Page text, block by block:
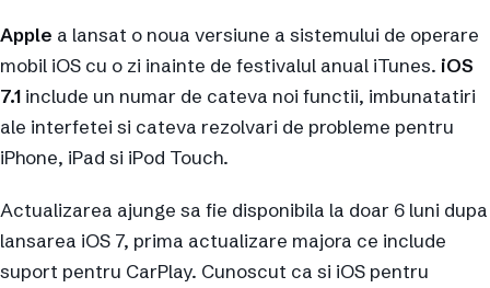
Apple a lansat o noua versiune a sistemului de operare
mobil iOS cu o zi inainte de festivalul anual iTunes. iOS
7.1 include un numar de cateva noi functii, imbunatatiri
ale interfetei si cateva rezolvari de probleme pentru
iPhone, iPad si iPod Touch.
Actualizarea ajunge sa fie disponibila la doar 6 luni dupa
lansarea iOS 7, prima actualizare majora ce include
suport pentru CarPlay. Cunoscut ca si iOS pentru